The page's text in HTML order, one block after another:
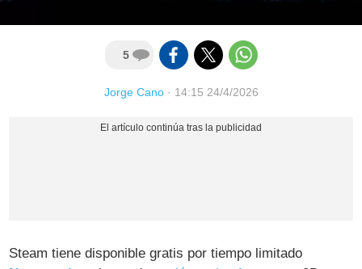
5
Jorge Cano· 14:15 24/4/2026
Steam tiene disponible gratis por tiempo limitado